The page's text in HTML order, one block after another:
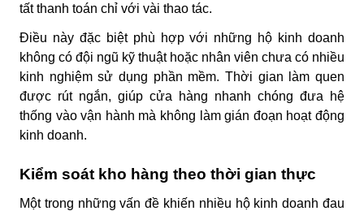
tất thanh toán chỉ với vài thao tác.
Điều này đặc biệt phù hợp với những hộ kinh doanh
không có đội ngũ kỹ thuật hoặc nhân viên chưa có nhiều
kinh nghiệm sử dụng phần mềm. Thời gian làm quen
được rút ngắn, giúp cửa hàng nhanh chóng đưa hệ
thống vào vận hành mà không làm gián đoạn hoạt động
kinh doanh.
Kiểm soát kho hàng theo thời gian thực
Một trong những vấn đề khiến nhiều hộ kinh doanh đau